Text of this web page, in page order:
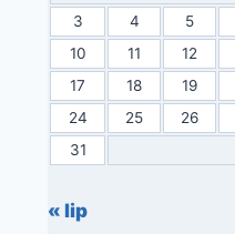
3
4 5
10
11 12
17
18 19
24
25 26
31
« lip